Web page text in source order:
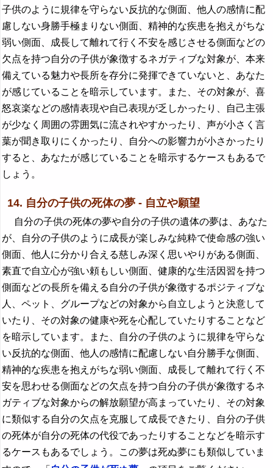
子供のように規律を守らない反抗的な側面、他人の感情に配
慮しない身勝手極まりない側面、精神的な疾患を抱えがちな
弱い側面、成長して離れて行く不安を感じさせる側面などの
欠点を持つ自分の子供が象徴するネガティブな対象が、本来
備えている魅力や長所を存分に発揮できていないと、あなた
が感じていることを暗示しています。また、その対象が、喜
怒哀楽などの感情表現や自己表現が乏しかったり、自己主張
が少なく周囲の雰囲気に流されやすかったり、声が小さく言
葉が聞き取りにくかったり、自分への影響力が小さかったり
すると、あなたが感じていることを暗示するケースもあるで
しょう。
14. 自分の子供の死体の夢 - 自立や願望
自分の子供の死体の夢や自分の子供の遺体の夢は、あなた
が、自分の子供のように成長が楽しみな純粋で使命感の強い
側面、他人に分かり合える慈しみ深く思いやりがある側面、
素直で自立心が強い頼もしい側面、健康的な生活因習を持つ
側面などの長所を備える自分の子供が象徴するポジティブな
人、ペット、グループなどの対象から自立しようと決意して
いたり、その対象の健康や死を心配していたりすることなど
を暗示しています。また、自分の子供のように規律を守らな
い反抗的な側面、他人の感情に配慮しない自分勝手な側面、
精神的な疾患を抱えがちな弱い側面、成長して離れて行く不
安を思わせる側面などの欠点を持つ自分の子供が象徴するネ
ガティブな対象からの解放願望が高まっていたり、その対象
に類似する自分の欠点を克服して成長できたり、自分の子供
の死体が自分の死体の代役であったりすることなどを暗示す
るケースもあるでしょう。この夢は死ぬ夢にも類似していま